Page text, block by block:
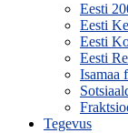
Eesti
Eesti
Eesti
Eesti
Isamaa
Tegevus